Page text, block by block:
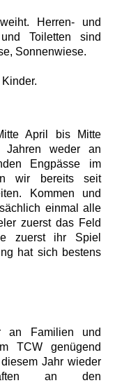
Herren- und
Toiletten sind
Sonnenwiese.
April bis Mitte
Jahren weder an
Engpässe im
wir bereits seit
Kommen und
einmal alle
zuerst das Feld
zuerst ihr Spiel
hat sich bestens
an Familien und
TCW genügend
Jahr wieder
an den